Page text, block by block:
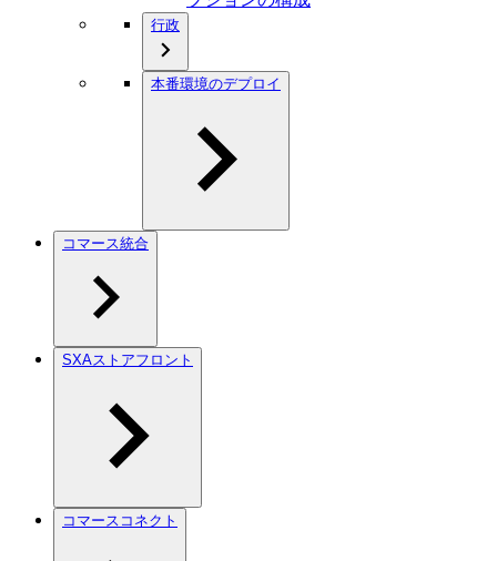
行政
本番環境のデプロイ
コマース統合
SXAストアフロント
コマースコネクト